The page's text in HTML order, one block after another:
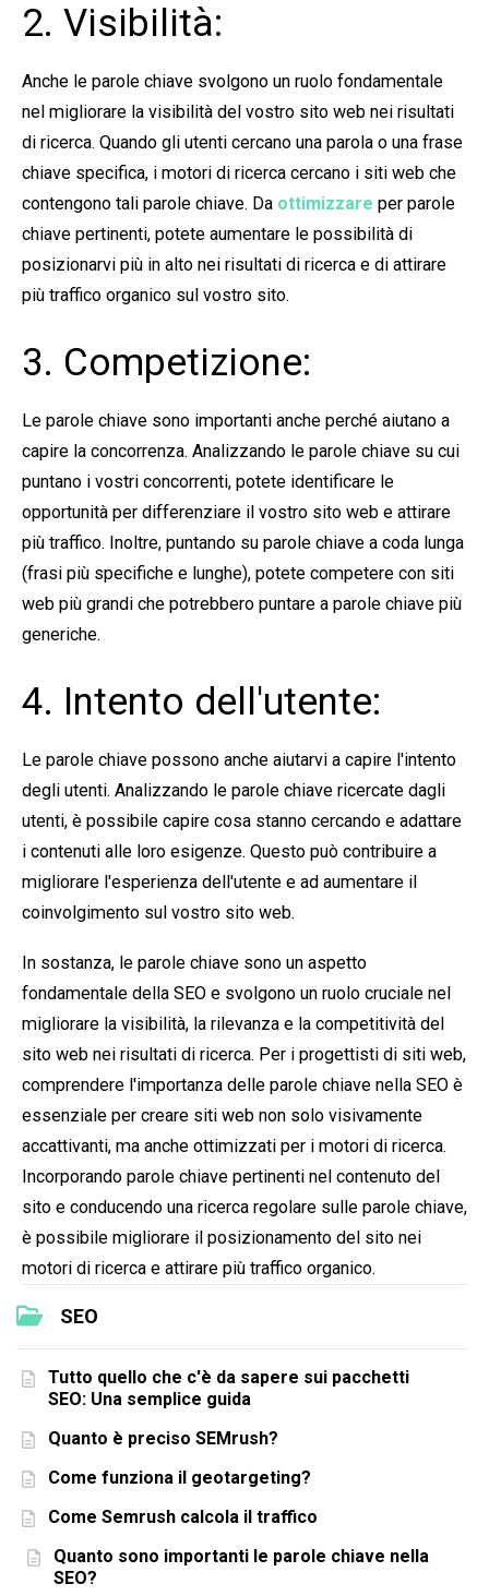
SEO
Tutto quello che c'è da sapere sui pacchetti
SEO: Una semplice guida
Quanto è preciso SEMrush?
Come funziona il geotargeting?
Come Semrush calcola il traffico
Quanto sono importanti le parole chiave nella
SEO?
2. Visibilità:
Anche le parole chiave svolgono un ruolo fondamentale
nel migliorare la visibilità del vostro sito web nei risultati
di ricerca. Quando gli utenti cercano una parola o una frase
chiave specifica, i motori di ricerca cercano i siti web che
contengono tali parole chiave. Da ottimizzare per parole
chiave pertinenti, potete aumentare le possibilità di
posizionarvi più in alto nei risultati di ricerca e di attirare
più traffico organico sul vostro sito.
3. Competizione:
Le parole chiave sono importanti anche perché aiutano a
capire la concorrenza. Analizzando le parole chiave su cui
puntano i vostri concorrenti, potete identificare le
opportunità per differenziare il vostro sito web e attirare
più traffico. Inoltre, puntando su parole chiave a coda lunga
(frasi più specifiche e lunghe), potete competere con siti
web più grandi che potrebbero puntare a parole chiave più
generiche.
4. Intento dell'utente:
Le parole chiave possono anche aiutarvi a capire l'intento
degli utenti. Analizzando le parole chiave ricercate dagli
utenti, è possibile capire cosa stanno cercando e adattare
i contenuti alle loro esigenze. Questo può contribuire a
migliorare l'esperienza dell'utente e ad aumentare il
coinvolgimento sul vostro sito web.
In sostanza, le parole chiave sono un aspetto
fondamentale della SEO e svolgono un ruolo cruciale nel
migliorare la visibilità, la rilevanza e la competitività del
sito web nei risultati di ricerca. Per i progettisti di siti web,
comprendere l'importanza delle parole chiave nella SEO è
essenziale per creare siti web non solo visivamente
accattivanti, ma anche ottimizzati per i motori di ricerca.
Incorporando parole chiave pertinenti nel contenuto del
sito e conducendo una ricerca regolare sulle parole chiave,
è possibile migliorare il posizionamento del sito nei
motori di ricerca e attirare più traffico organico.